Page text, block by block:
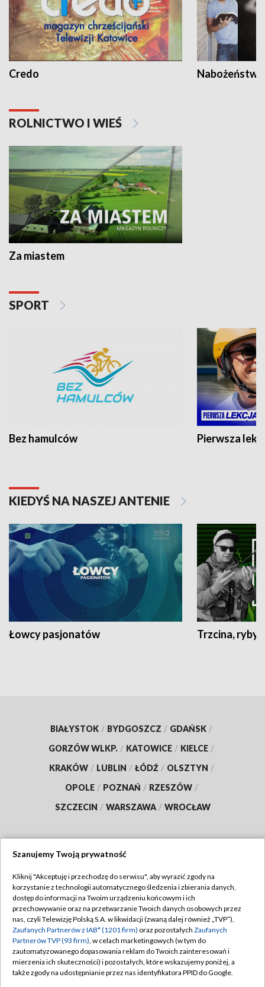
Credo
ROLNICTWO I WIEŚ
Za miastem
SPORT
Bez hamulców Pierwsza
KIEDYŚ NA NASZEJ ANTENIE
Łowcy pasjonatów Trzcina, ryby
BIAŁYSTOK / BYDGOSZCZ / GDAŃSK /
GORZÓW WLKP. / KATOWICE / KIELCE /
KRAKÓW / LUBLIN / ŁÓDŹ / OLSZTYN /
OPOLE / POZNAŃ / RZESZÓW /
SZCZECIN / WARSZAWA / WROCŁAW
TVP
Abonament TVP
Emisja w TVP
Centrum informacji TVP
Naziemna Telewizja Cyfrowa
Regulamin TVP
Polityka prywatności
Moje zgody
Pomoc
Szanujemy Twoją prywatność
Kliknij "Akceptuję i przechodzę do serwisu", aby wyrazić zgody na
korzystanie z technologii automatycznego śledzenia i zbierania danych,
dostęp do informacji na Twoim urządzeniu końcowym i ich
przechowywanie oraz na przetwarzanie Twoich danych osobowych przez
nas, czyli Telewizję Polską S.A. w likwidacji (zwaną dalej również „TVP”),
Zaufanych Partnerów z IAB* (1201 firm) oraz pozostałych Zaufanych
Partnerów TVP (93 firm), w celach marketingowych (w tym do
zautomatyzowanego dopasowania reklam do Twoich zainteresowań i
mierzenia ich skuteczności) i pozostałych, które wskazujemy poniżej, a
także zgody na udostępnianie przez nas identyfikatora PPID do Google.